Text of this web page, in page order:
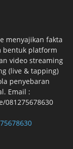
menyajikan fakta
bentuk platform
video streaming
(live & tapping)
penyebaran
Email :
081275678630